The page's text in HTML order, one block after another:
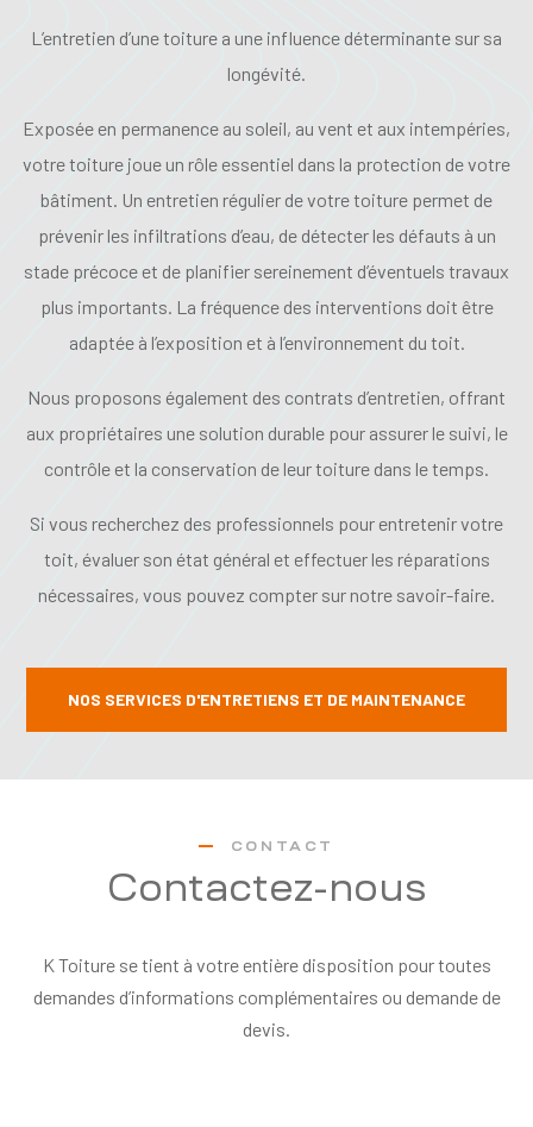
L’entretien d’une toiture a une influence déterminante sur sa
longévité.
Exposée en permanence au soleil, au vent et aux intempéries,
votre toiture joue un rôle essentiel dans la protection de votre
bâtiment. Un entretien régulier de votre toiture permet de
prévenir les infiltrations d’eau, de détecter les défauts à un
stade précoce et de planifier sereinement d’éventuels travaux
plus importants. La fréquence des interventions doit être
adaptée à l’exposition et à l’environnement du toit.
Nous proposons également des contrats d’entretien, offrant
aux propriétaires une solution durable pour assurer le suivi, le
contrôle et la conservation de leur toiture dans le temps.
Si vous recherchez des professionnels pour entretenir votre
toit, évaluer son état général et effectuer les réparations
nécessaires, vous pouvez compter sur notre savoir-faire.
NOS SERVICES D'ENTRETIENS ET DE MAINTENANCE
CONTACT
Contactez-nous
K Toiture se tient à votre entière disposition pour toutes
demandes d’informations complémentaires ou demande de
devis.